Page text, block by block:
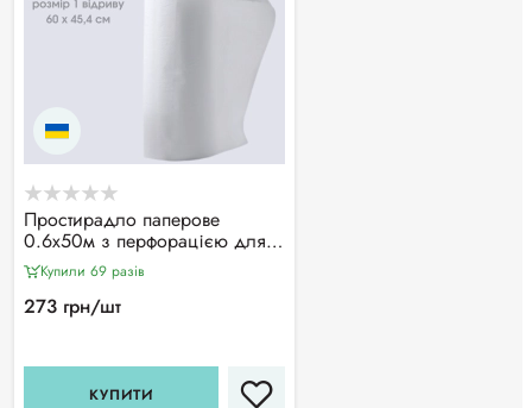
Простирадло паперове
0.6х50м з перфорацією для
УЗДКупили 69 разiв
273 грн/шт
КУПИТИ